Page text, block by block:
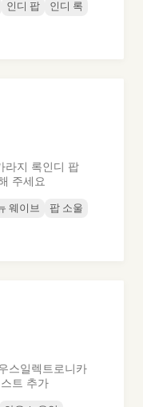
인디 팝
인디 록
라지 록인디 팝
주세요
웨이브
팝 소울
스일렉트로니카
트 추가